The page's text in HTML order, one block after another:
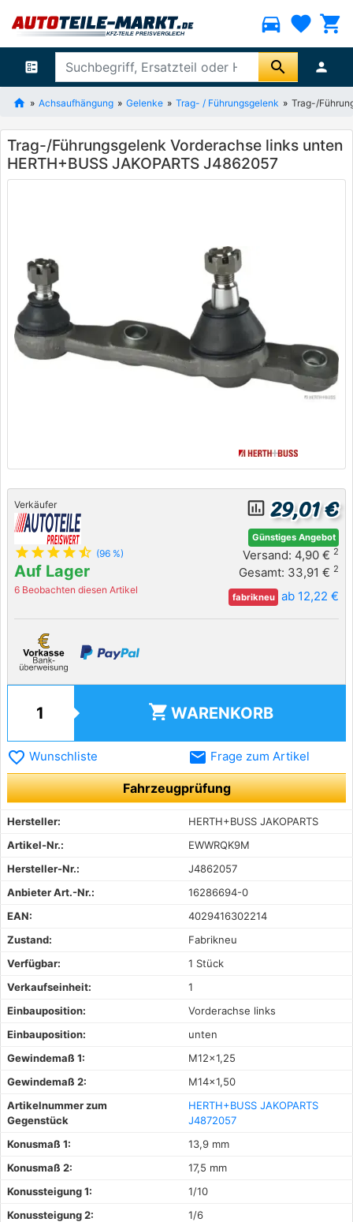
directions_car favorite shopping_cart
ballot search person
Achsaufhängung Gelenke Trag- / Führungsgelenk Trag-/
Trag-/Führungsgelenk Vorderachse links unten
HERTH+BUSS JAKOPARTS J4862057
Verkäufer
star star star star star_half (96 %)
Auf Lager
6 Beobachten diesen Artikel
insert_chart_outlined 29,01 €
Günstiges Angebot
Versand: 4,90 € 2
Gesamt: 33,91 € 2
fabrikneu ab 12,22 €
shopping_cart WARENKORB
favorite_border Wunschliste email Frage zum Artikel
Fahrzeugprüfung
Hersteller:
HERTH+BUSS JAKOPARTS
Artikel-Nr.:
EWWRQK9M
Hersteller-Nr.:
J4862057
Anbieter Art.-Nr.:
16286694-0
EAN:
4029416302214
Zustand:
Fabrikneu
Verfügbar:
1 Stück
Verkaufseinheit:
1
Einbauposition:
Vorderachse links
Einbauposition:
unten
Gewindemaß 1:
M12x1,25
Gewindemaß 2:
M14x1,50
Artikelnummer zum
Gegenstück
HERTH+BUSS JAKOPARTS
J4872057
Konusmaß 1:
13,9 mm
Konusmaß 2:
17,5 mm
Konussteigung 1:
1/10
Konussteigung 2:
1/6